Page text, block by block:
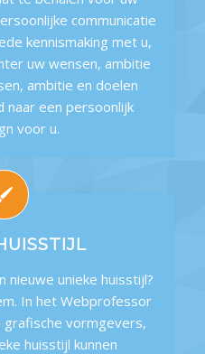
communicatie
kennismaking met u,
uw wensen, ambitie
ambitie en doelen
een persoonlijk
voor u.
nieuwe unieke huisstijl?
In het Webprofessor
grafische vormgevers,
huisstijl kunnen